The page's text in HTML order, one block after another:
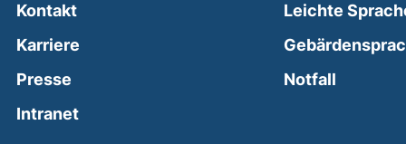
Kontakt
Karriere
Presse
Intranet(external link, opens in a new window)
Leichte
Notfall